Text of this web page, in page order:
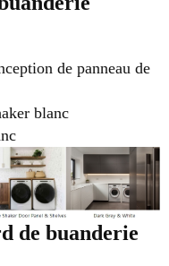
de panneau de
blanc
de buanderie